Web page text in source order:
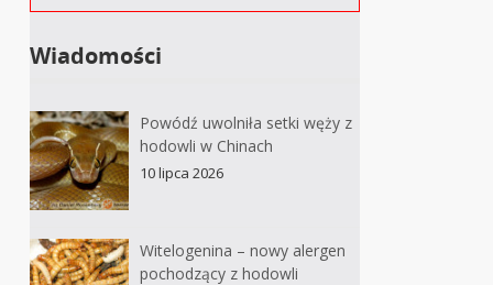
Wiadomości
Powódź uwolniła setki węży z
hodowli w Chinach
10 lipca 2026
Witelogenina – nowy alergen
pochodzący z hodowli